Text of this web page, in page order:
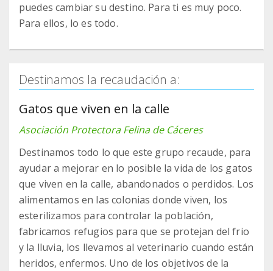
puedes cambiar su destino. Para ti es muy poco.
Para ellos, lo es todo.
Destinamos la recaudación a:
Gatos que viven en la calle
Asociación Protectora Felina de Cáceres
Destinamos todo lo que este grupo recaude, para
ayudar a mejorar en lo posible la vida de los gatos
que viven en la calle, abandonados o perdidos. Los
alimentamos en las colonias donde viven, los
esterilizamos para controlar la población,
fabricamos refugios para que se protejan del frio
y la lluvia, los llevamos al veterinario cuando están
heridos, enfermos. Uno de los objetivos de la